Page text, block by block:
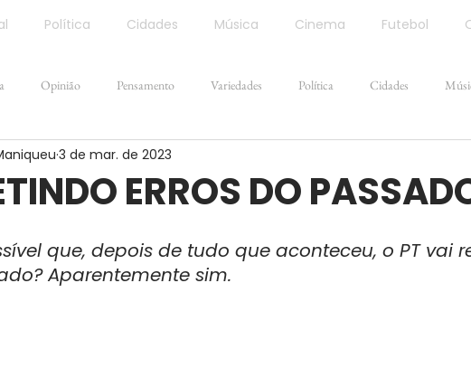
Política Cidades Música Cinema Futebol
Opinião Pensamento Variedades Política Cidades
ERROS DO
3 de mar. de 2023
que, depois de tudo que aconteceu, o PT vai
Aparentemente sim.